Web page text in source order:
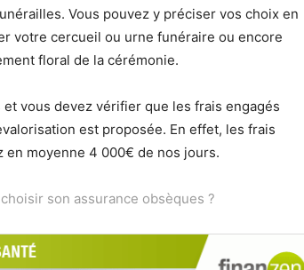
Vous pouvez y préciser vos choix en
votre cercueil ou urne funéraire ou encore
floral de la cérémonie.
vous devez vérifier que les frais engagés
est proposée. En effet, les frais
moyenne 4 000€ de nos jours.
son assurance obsèques ?